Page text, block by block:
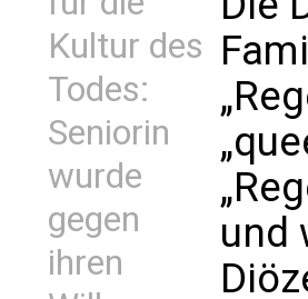
Kultur des
Todes:
Seniorin
wurde
gegen
ihren
und